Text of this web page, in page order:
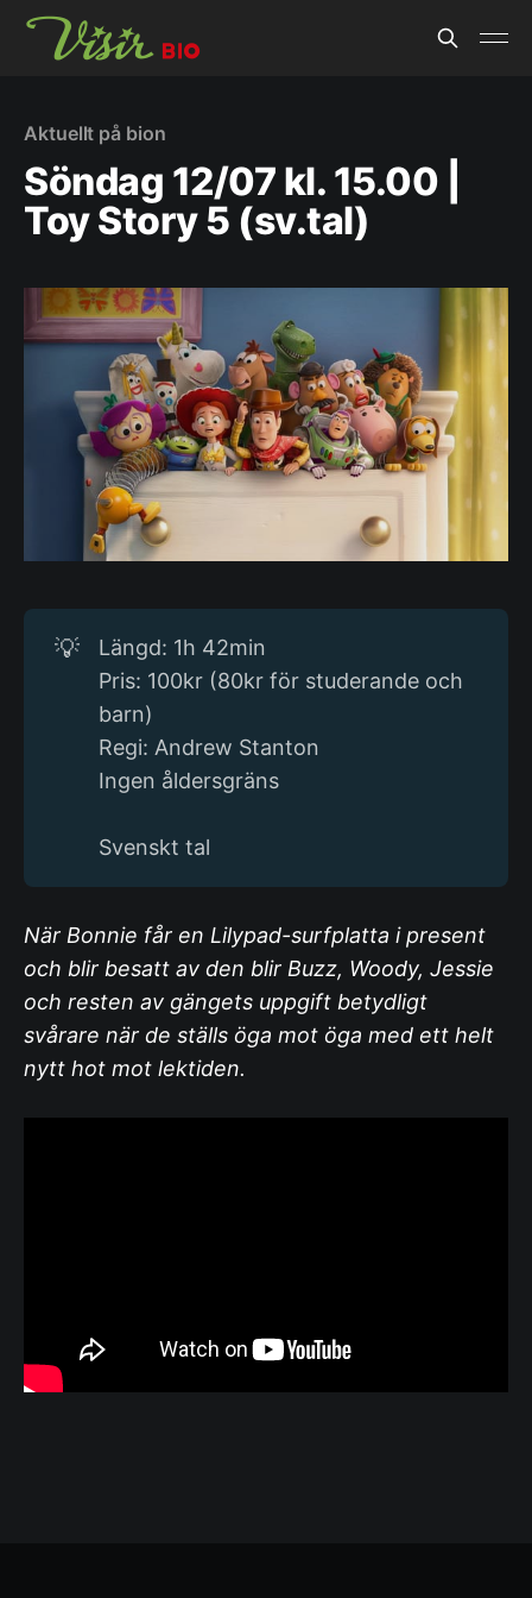
Aktuellt på bion
Söndag 12/07 kl. 15.00 |
Toy Story 5 (sv.tal)
💡
Längd: 1h 42min
Pris: 100kr (80kr för studerande och
barn)
Regi: Andrew Stanton
Ingen åldersgräns
Svenskt tal
När Bonnie får en Lilypad-surfplatta i present
och blir besatt av den blir Buzz, Woody, Jessie
och resten av gängets uppgift betydligt
svårare när de ställs öga mot öga med ett helt
nytt hot mot lektiden.